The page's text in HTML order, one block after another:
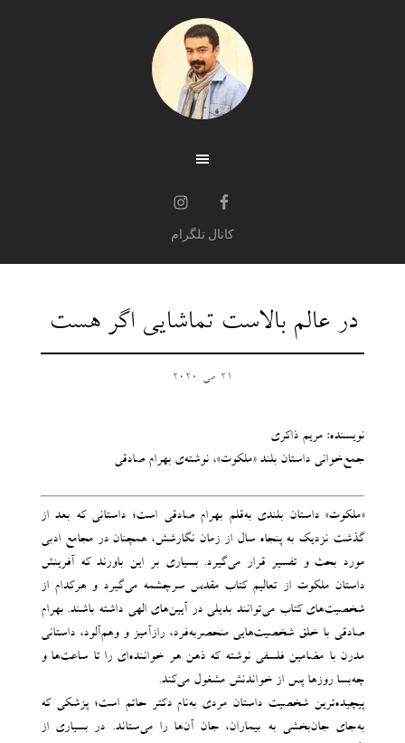
کانال تلگرام
در عالم بالاست تماشایی اگر هست
21 می 2020
نویسنده: مریم ذاکری
جمع‌خوانی داستان بلند «ملکوت»، نوشته‌ی بهرام صادقی
«ملکوت» داستان بلندی به‌قلم بهرام صادقی است؛ داستانی که بعد از
گذشت نزدیک به پنجاه سال از زمان نگارشش، همچنان در مجامع ادبی
مورد بحث و تفسیر قرار می‌گیرد. بسیاری بر این باورند که آفرینش
داستان ملکوت از تعالیم کتاب مقدس سرچشمه می‌گیرد و هرکدام از
شخصیت‌های کتاب می‌توانند بدیلی در آیین‌های الهی داشته باشند. بهرام
صادقی با خلق شخصیت‌هایی منحصربه‌فرد، رازآمیز و وهم‌آلود، داستانی
مدرن با مضامین فلسفی نوشته که ذهن هر خواننده‌ای را تا ساعت‌ها و
چه‌بسا روزها پس از خواندنش مشغول می‌کند.
پیچیده‌ترین شخصیت داستان مردی به‌نام دکتر حاتم است؛ پزشکی که
به‌جای جان‌بخشی به بیماران، جان آن‌ها را می‌ستاند. در بسیاری از